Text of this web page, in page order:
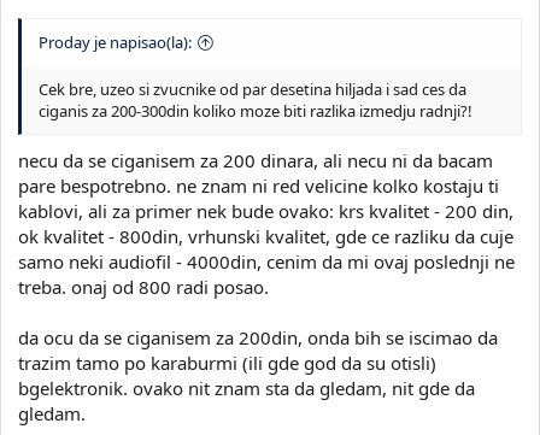
Proday je napisao(la):
Cek bre, uzeo si zvucnike od par desetina hiljada i sad ces da
ciganis za 200-300din koliko moze biti razlika izmedju radnji?!
necu da se ciganisem za 200 dinara, ali necu ni da bacam
pare bespotrebno. ne znam ni red velicine kolko kostaju ti
kablovi, ali za primer nek bude ovako: krs kvalitet - 200 din,
ok kvalitet - 800din, vrhunski kvalitet, gde ce razliku da cuje
samo neki audiofil - 4000din, cenim da mi ovaj poslednji ne
treba. onaj od 800 radi posao.
da ocu da se ciganisem za 200din, onda bih se iscimao da
trazim tamo po karaburmi (ili gde god da su otisli)
bgelektronik. ovako nit znam sta da gledam, nit gde da
gledam.